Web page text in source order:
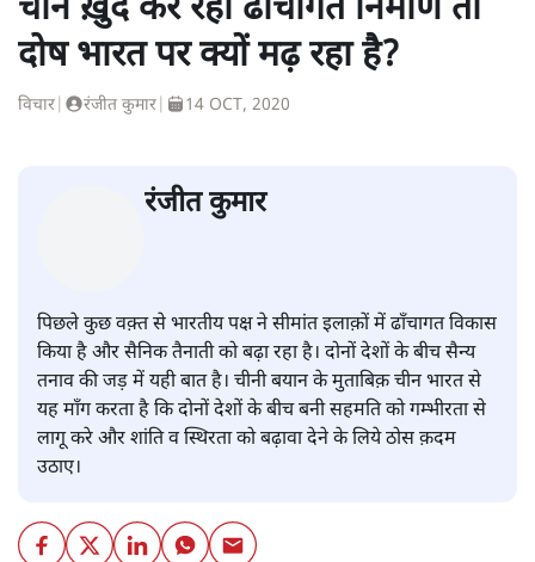
प्रवक्ता हैं।
रविकान्त की और स्टोरी पढ़ें
दोष भारत पर क्यों मढ़ रहा है?
विचार| रंजीत कुमार| 14 OCT, 2020